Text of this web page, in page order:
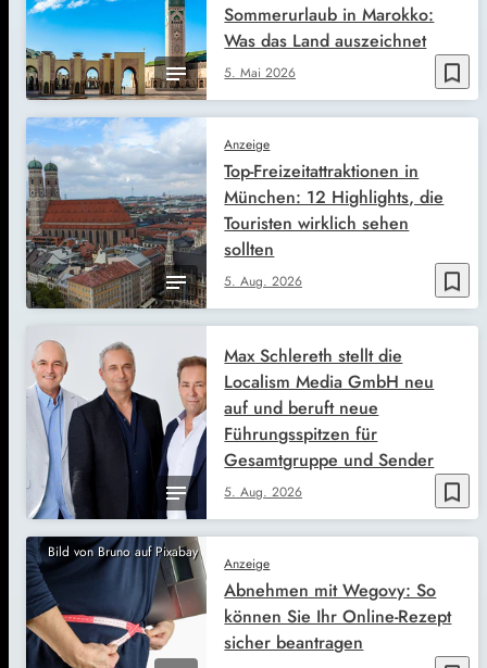
bookmark_border
5. Mai 2026
Sommerurlaub in Marokko:
Was das Land auszeichnet
bookmark_border
Anzeige
5. Aug. 2026
Top-Freizeitattraktionen in
München: 12 Highlights, die
Touristen wirklich sehen
sollten
bookmark_border
5. Aug. 2026
Max Schlereth stellt die
Localism Media GmbH neu
auf und beruft neue
Führungsspitzen für
Gesamtgruppe und Sender
Bild von Bruno auf Pixabay
Anzeige
Abnehmen mit Wegovy: So
können Sie Ihr Online-Rezept
sicher beantragen